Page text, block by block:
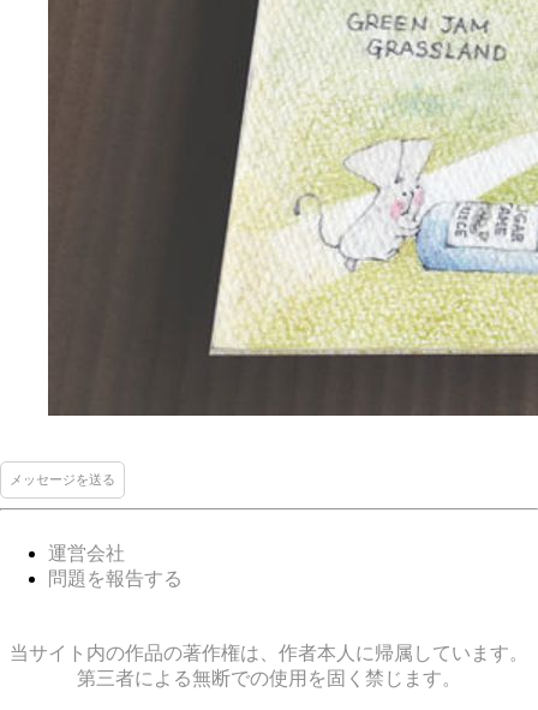
メッセージを送る
運営会社
問題を報告する
当サイト内の作品の著作権は、作者本人に帰属しています。
第三者による無断での使用を固く禁じます。